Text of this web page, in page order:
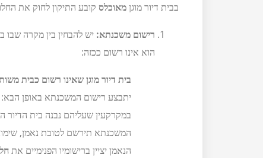
בבית דיור מוגןמאוכלס קובע התיקון לחוק את
רישום משכנתא: יש להבחין בין מקרה שבו
הוא אינו רשום ככזה:
בית דיור מוגן שאינו רשום כבית
יתבצע רישום המשכנתא באופן הבא:
במקרקעין שעליהם נבנה בית
המשכנתא תירשם לטובת נאמן,
הנאמן יציין ברישומיו הפנימיים את